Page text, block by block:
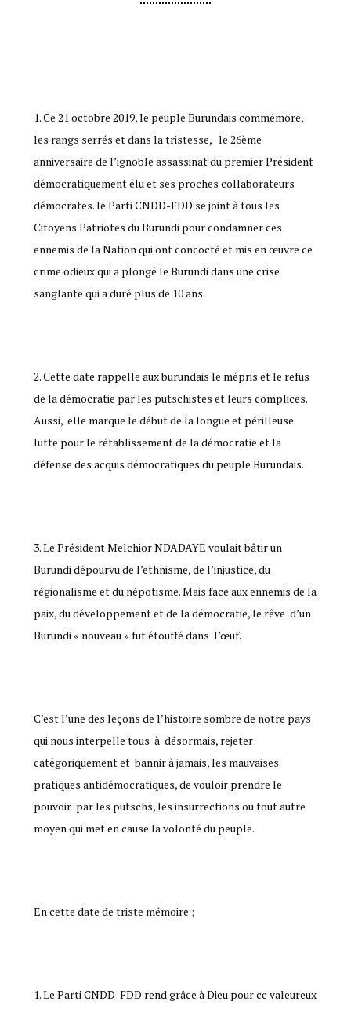
Ce 21 octobre 2019, le peuple Burundais commémore,
les rangs serrés et dans la tristesse, le 26ème
anniversaire de l’ignoble assassinat du premier Président
démocratiquement élu et ses proches collaborateurs
démocrates. le Parti CNDD-FDD se joint à tous les
Citoyens Patriotes du Burundi pour condamner ces
ennemis de la Nation qui ont concocté et mis en œuvre ce
crime odieux qui a plongé le Burundi dans une crise
sanglante qui a duré plus de 10 ans.
Cette date rappelle aux burundais le mépris et le refus
de la démocratie par les putschistes et leurs complices.
Aussi, elle marque le début de la longue et périlleuse
lutte pour le rétablissement de la démocratie et la
défense des acquis démocratiques du peuple Burundais.
Le Président Melchior NDADAYE voulait bâtir un
Burundi dépourvu de l’ethnisme, de l’injustice, du
régionalisme et du népotisme. Mais face aux ennemis de la
paix, du développement et de la démocratie, le rêve d’un
Burundi « nouveau » fut étouffé dans l’œuf.
C’est l’une des leçons de l’histoire sombre de notre pays
qui nous interpelle tous à désormais, rejeter
catégoriquement et bannir à jamais, les mauvaises
pratiques antidémocratiques, de vouloir prendre le
pouvoir par les putschs, les insurrections ou tout autre
moyen qui met en cause la volonté du peuple.
En cette date de triste mémoire ;
Le Parti CNDD-FDD rend grâce à Dieu pour ce valeureux